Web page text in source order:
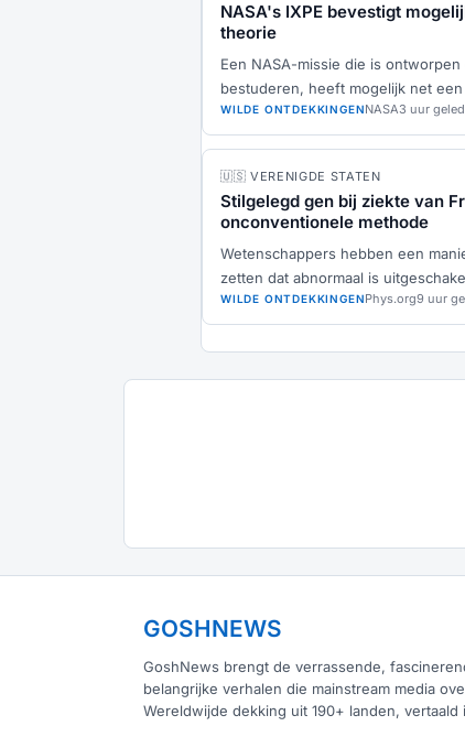
NASA's IXPE bevestigt
theorie
Een NASA-missie die is
bestuderen, heeft mogelijk net
WILDE ONTDEKKINGENNASA3 uur
🇺🇸 VERENIGDE STATEN
Stilgelegd gen bij ziekte van
onconventionele methode
Wetenschappers hebben een
zetten dat abnormaal is
WILDE ONTDEKKINGENPhys.org9 uur
GOSHNEWS
GoshNews brengt de verrassende,
belangrijke verhalen die mainstream media
Wereldwijde dekking uit 190+ landen, vertaald